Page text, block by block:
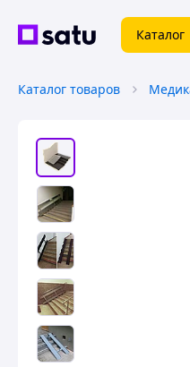
Каталог
Каталог товаров